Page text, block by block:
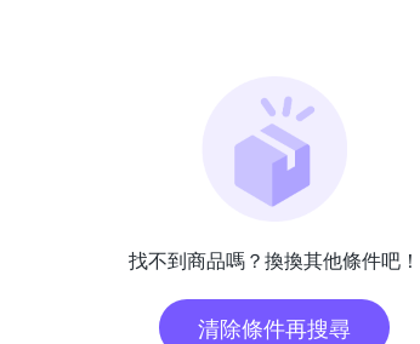
找不到商品嗎？換換其他條件吧！
清除條件再搜尋